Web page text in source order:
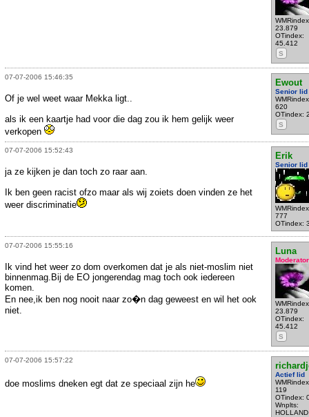
23.879
OTindex:
45.412
S
07-07-2006 15:46:35
Ewout
Senior lid
620
OTindex:
S
Of je wel weet waar Mekka ligt..
als ik een kaartje had voor die dag zou ik hem gelijk weer
verkopen
07-07-2006 15:52:43
Erik
Senior lid
777
OTindex:
ja ze kijken je dan toch zo raar aan.
Ik ben geen racist ofzo maar als wij zoiets doen vinden ze het
weer discriminatie
07-07-2006 15:55:16
Luna
Moderator
23.879
OTindex:
45.412
S
Ik vind het weer zo dom overkomen dat je als niet-moslim niet
binnenmag.Bij de EO jongerendag mag toch ook iedereen
komen.
En nee,ik ben nog nooit naar zo�n dag geweest en wil het ook
niet.
07-07-2006 15:57:22
Actief lid
119
OTindex:
Wnplts:
HOLLAND
doe moslims dneken egt dat ze speciaal zijn he